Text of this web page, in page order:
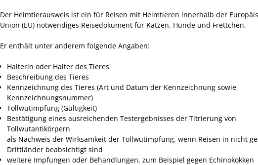
Der Heimtierausweis ist ein für Reisen mit Heimtieren innerhalb der
Union (EU) notwendiges Reisedokument für Katzen, Hunde und Frettchen.
Er enthält unter anderem folgende Angaben:
Halterin oder Halter des Tieres
Beschreibung des Tieres
Kennzeichnung des Tieres (Art und Datum der Kennzeichnung sowie
Kennzeichnungsnummer)
Tollwutimpfung (Gültigkeit)
Bestätigung eines ausreichenden Testergebnisses der Titrierung von
Tollwutantikörpern
als Nachweis der Wirksamkeit der Tollwutimpfung, wenn Reisen in nicht
Drittländer beabsichtigt sind
weitere Impfungen oder Behandlungen, zum Beispiel gegen Echinokokken